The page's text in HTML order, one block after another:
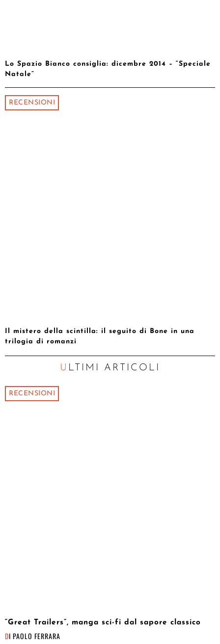
Lo Spazio Bianco consiglia: dicembre 2014 – “Speciale
Natale”
RECENSIONI
Il mistero della scintilla: il seguito di Bone in una
trilogia di romanzi
ULTIMI ARTICOLI
RECENSIONI
“Great Trailers”, manga sci-fi dal sapore classico
DI PAOLO FERRARA